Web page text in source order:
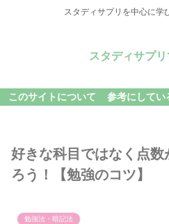
スタディサプリを中心に学
スタディサプ
このサイトについて 参考にしてい
好きな科目ではなく点
ろう！【勉強のコツ】
勉強法・暗記法